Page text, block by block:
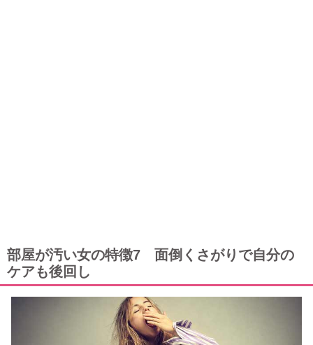
部屋が汚い女の特徴7 面倒くさがりで自分の
ケアも後回し